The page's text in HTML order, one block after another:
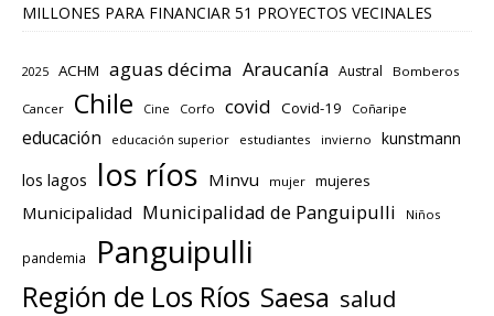
MILLONES PARA FINANCIAR 51 PROYECTOS VECINALES
2025 ACHM aguas décima Araucanía Austral Bomberos
Cancer Chile Cine Corfo covid Covid-19 Coñaripe
educación educación superior estudiantes invierno kunstmann
los lagos los ríos Minvu mujer mujeres
Municipalidad Municipalidad de Panguipulli Niños
pandemia Panguipulli
Región de Los Ríos Saesa salud